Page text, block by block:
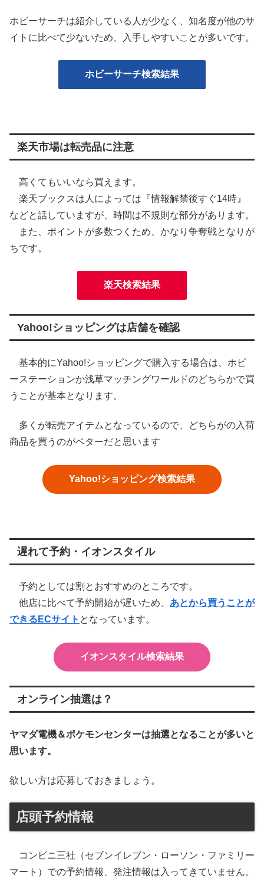
ホビーサーチは紹介している人が少なく、知名度が他のサ
イトに比べて少ないため、入手しやすいことが多いです。
ホビーサーチ検索結果
楽天市場は転売品に注意
高くてもいいなら買えます。
楽天ブックスは人によっては『情報解禁後すぐ14時』
などと話していますが、時間は不規則な部分があります。
また、ポイントが多数つくため、かなり争奪戦となりが
ちです。
楽天検索結果
Yahoo!ショッピングは店舗を確認
基本的にYahoo!ショッピングで購入する場合は、ホビ
ーステーションか浅草マッチングワールドのどちらかで買
うことが基本となります。
多くが転売アイテムとなっているので、どちらがの入荷
商品を買うのがベターだと思います
Yahoo!ショッピング検索結果
遅れて予約・イオンスタイル
予約としては割とおすすめのところです。
他店に比べて予約開始が遅いため、 あとから買うことが
できるECサイト となっています。
イオンスタイル検索結果
オンライン抽選は？
ヤマダ電機＆ポケモンセンターは抽選となることが多いと
思います。
欲しい方は応募しておきましょう。
店頭予約情報
コンビニ三社（セブンイレブン・ローソン・ファミリー
マート）での予約情報、発注情報は入ってきていません。